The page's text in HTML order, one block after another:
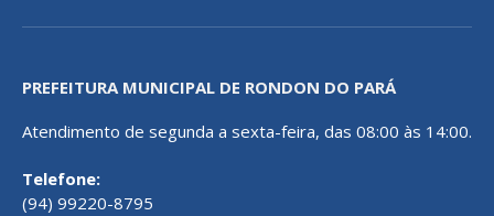
PREFEITURA MUNICIPAL DE RONDON DO PARÁ
Atendimento de segunda a sexta-feira, das 08:00 às 14:00.
Telefone:
(94) 99220-8795